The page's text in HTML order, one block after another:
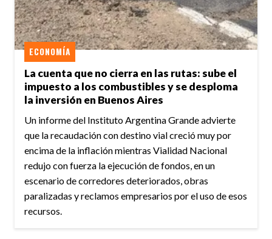
La cuenta que no cierra en las rutas: sube el
impuesto a los combustibles y se desploma
la inversión en Buenos Aires
ECONOMÍA
Un informe del Instituto Argentina Grande advierte
que la recaudación con destino vial creció muy por
encima de la inflación mientras Vialidad Nacional
redujo con fuerza la ejecución de fondos, en un
escenario de corredores deteriorados, obras
paralizadas y reclamos empresarios por el uso de esos
recursos.